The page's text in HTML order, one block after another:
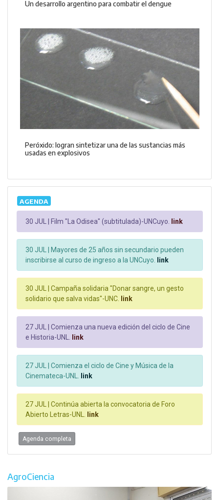
Un desarrollo argentino para combatir el dengue
Peróxido: logran sintetizar una de las sustancias más
usadas en explosivos
AGENDA
30 JUL | Film "La Odisea" (subtitulada)-UNCuyo. link
30 JUL |
Mayores de 25 años sin secundario pueden
inscribirse al curso de ingreso a la UNCuyo.
link
30 JUL |
Campaña solidaria "Donar sangre, un gesto
solidario que salva vidas"-UNC.
link
27 JUL |
Comienza una nueva edición del ciclo de Cine
e Historia-UNL.
link
27 JUL |
Comienza el ciclo de Cine y Música de la
Cinemateca-UNL.
link
27 JUL |
Continúa abierta la convocatoria de Foro
Abierto Letras-UNL.
link
Agenda completa
AgroCiencia